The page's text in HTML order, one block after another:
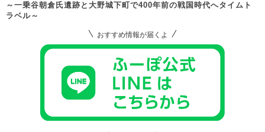
～一乗谷朝倉氏遺跡と大野城下町で400年前の戦国時代へタイムト
ラベル～
おすすめ情報が届くよ